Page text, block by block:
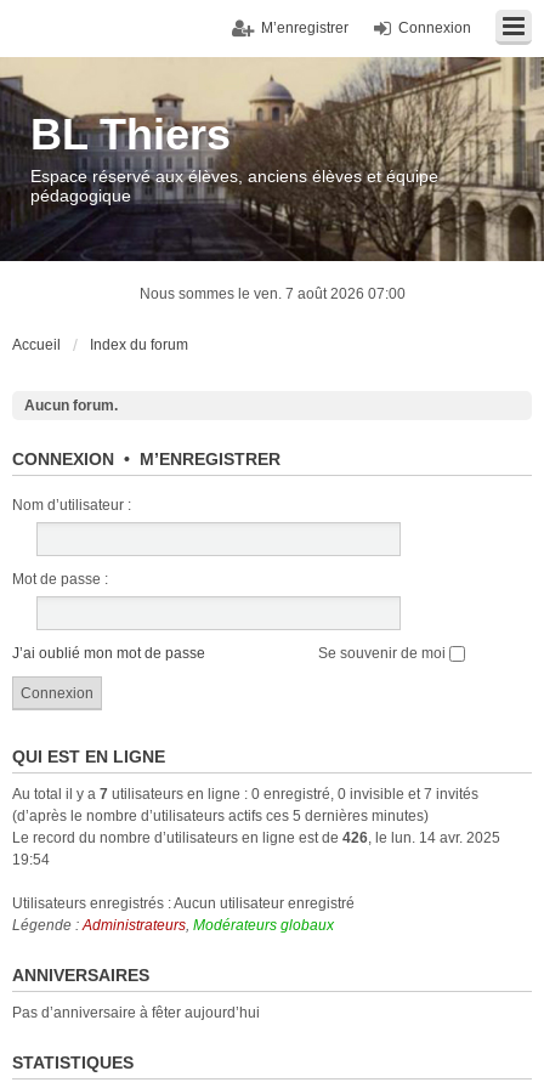
Connexion
M’enregistrer
BL Thiers
Espace réservé aux élèves, anciens élèves et équipe
pédagogique
Nous sommes le ven. 7 août 2026 07:00
Accueil Index du forum
Aucun forum.
CONNEXION • M’ENREGISTRER
Nom d’utilisateur :
Mot de passe :
J’ai oublié mon mot de passe Se souvenir de moi
QUI EST EN LIGNE
Au total il y a 7 utilisateurs en ligne : 0 enregistré, 0 invisible et 7 invités
(d’après le nombre d’utilisateurs actifs ces 5 dernières minutes)
Le record du nombre d’utilisateurs en ligne est de 426, le lun. 14 avr. 2025
19:54
Utilisateurs enregistrés : Aucun utilisateur enregistré
Légende :Administrateurs, Modérateurs globaux
ANNIVERSAIRES
Pas d’anniversaire à fêter aujourd’hui
STATISTIQUES